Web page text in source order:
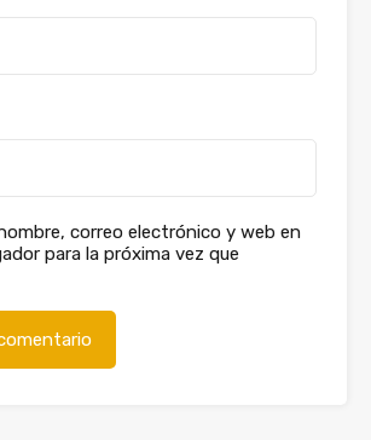
correo electrónico y web en
para la próxima vez que